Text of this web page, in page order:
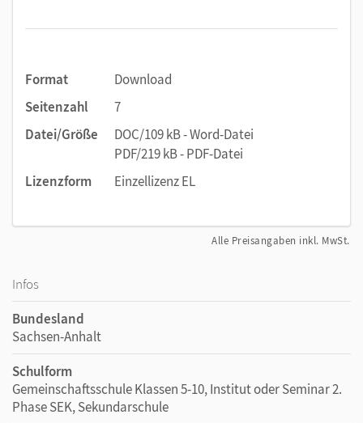
Format
Download
Seitenzahl
7
Datei/Größe
DOC/109 kB - Word-Datei
PDF/219 kB - PDF-Datei
Lizenzform
Einzellizenz EL
Alle Preisangaben inkl. MwSt.
Infos
Bundesland
Sachsen-Anhalt
Schulform
Gemeinschaftsschule Klassen 5-10, Institut oder Seminar 2.
Phase SEK, Sekundarschule